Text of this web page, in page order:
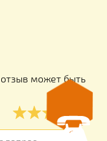
может быть